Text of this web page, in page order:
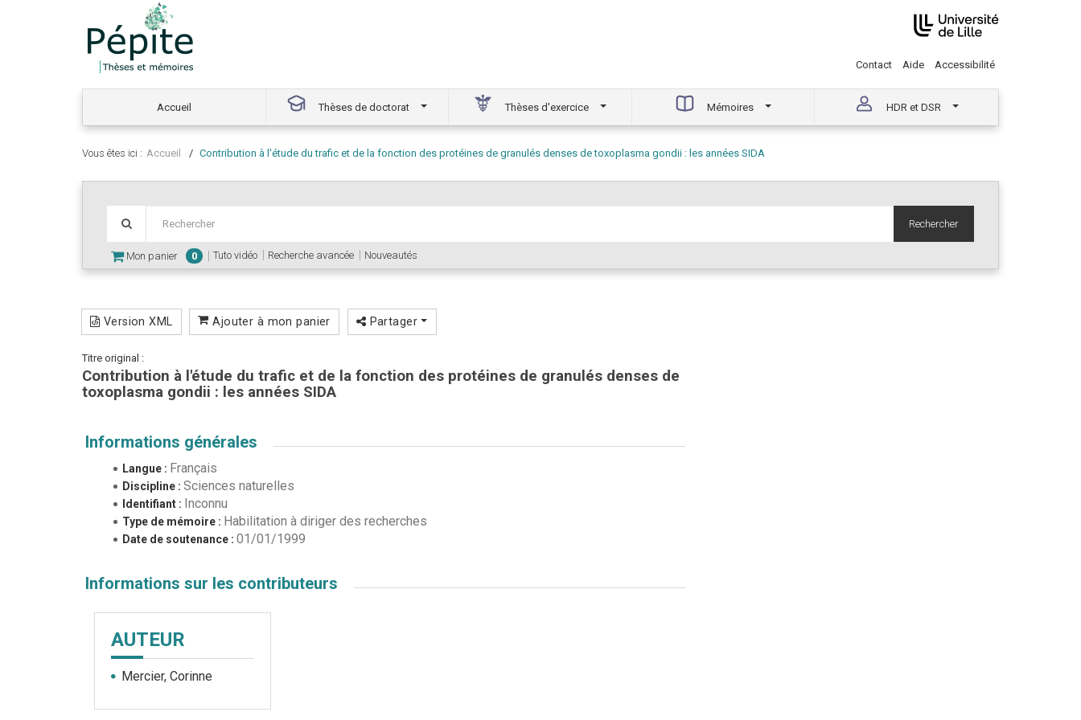
Contact Aide Accessibilité
Accueil Thèses de doctorat Thèses d'exercice Mémoires HDR et DSR
Vous êtes ici : Accueil Contribution à l'étude du trafic et de la fonction des protéines de granulés denses de toxoplasma gondii : les années SIDA
Rechercher
Mon panier 0 Tuto vidéo Recherche avancée Nouveautés
Version XML Ajouter à mon panier Partager
Titre original :
Contribution à l'étude du trafic et de la fonction des protéines de granulés denses de
toxoplasma gondii : les années SIDA
Informations générales
Langue : Français
Discipline : Sciences naturelles
Identifiant : Inconnu
Type de mémoire : Habilitation à diriger des recherches
Date de soutenance : 01/01/1999
Informations sur les contributeurs
AUTEUR
Mercier, Corinne